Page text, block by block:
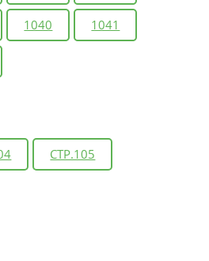
1040 1041
СТР.105